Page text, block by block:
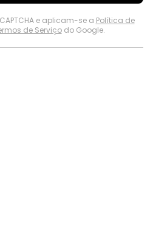
e aplicam-se a Política de
de Serviçodo Google.